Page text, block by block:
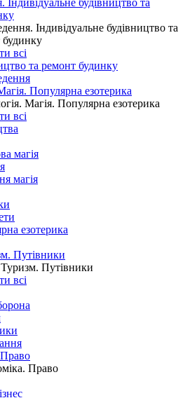
будівництво та
Індивідуальне будівництво та
всі
та ремонт будинку
Популярна езотерика
Магія. Популярна езотерика
всі
магія
магія
езотерика
Путівники
Путівники
всі
Право
Право